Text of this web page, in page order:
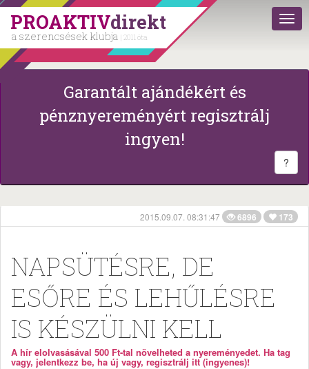
PROAKTIVdirekt
a szerencsések klubja | 2011 óta
Garantált ajándékért és
pénznyereményért regisztrálj
ingyen!
?
2015.09.07. 08:31:47 6896 173
NAPSÜTÉSRE, DE
ESŐRE ÉS LEHŰLÉSRE
IS KÉSZÜLNI KELL
A hír elolvasásával 500 Ft-tal növelheted a nyereményedet. Ha tag
vagy, jelentkezz be, ha új vagy, regisztrálj itt (ingyenes)!